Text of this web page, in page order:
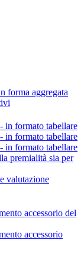
forma aggregata
in formato tabellare
in formato tabellare
in formato tabellare
premialità sia per
valutazione
accessorio del
accessorio